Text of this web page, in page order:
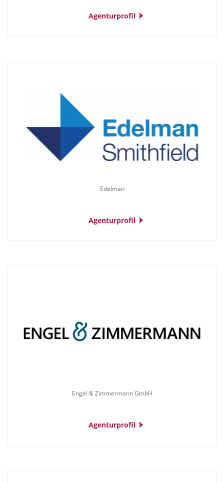
Agenturprofil
Edelman
Agenturprofil
Engel & Zimmermann GmbH
Agenturprofil